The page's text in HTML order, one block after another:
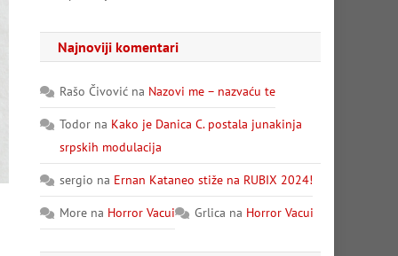
Najnoviji komentari
Rašo Čivović na Nazovi me – nazvaću te
Todor na Kako je Danica C. postala junakinja
srpskih modulacija
sergio na Ernan Kataneo stiže na RUBIX 2024!
More na Horror Vacui Grlica na Horror Vacui